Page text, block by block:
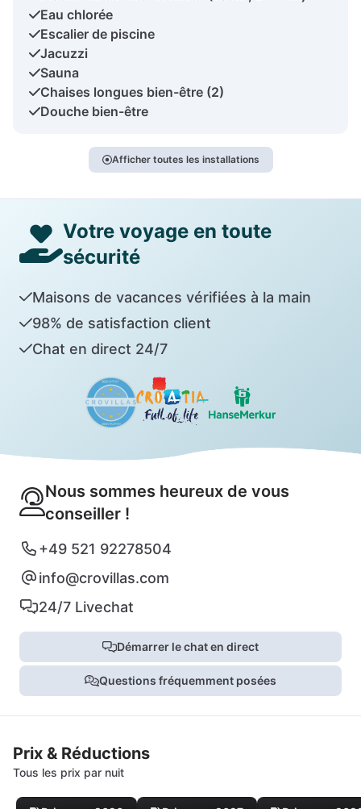
Eau chlorée
Escalier de piscine
Jacuzzi
Sauna
Chaises longues bien-être (2)
Douche bien-être
Afficher toutes les installations
Votre voyage en toute
sécurité
Maisons de vacances vérifiées à la main
98% de satisfaction client
Chat en direct 24/7
Nous sommes heureux de vous
conseiller !
+49 521 92278504
info@crovillas.com
24/7 Livechat
Démarrer le chat en direct
Questions fréquemment posées
Prix & Réductions
Tous les prix par nuit